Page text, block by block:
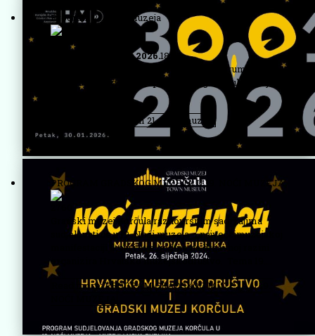
Program 21. Noći muzeja
Petak 30. siječnja 2026.18:30 -
prezentacija"Vračanje sjaja limenim instrumenata"-
dio izložbenog postavaposvećenog korčulanskoj
Read more: Program 21. Noći muzeja
PROGRAM GRADSKOG MUZEJA U 19. NOĆI MUZEJA
Gradski muzej Korčula raznovrsnim sadržajima
sudjelovati će u 19. Noći muzeja – najvećojmuzejskoj
manifestaciji koju i ove godine na državnoj razini
organizira Hrvatsko muzejskodruštvo. Tema 19....
Read more: PROGRAM GRADSKOG MUZEJA U 19.